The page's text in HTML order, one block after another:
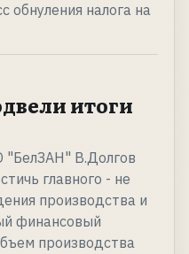
обнуления налога на
итоги
"БелЗАН" В.Долгов
главного - не
производства и
финансовый
производства